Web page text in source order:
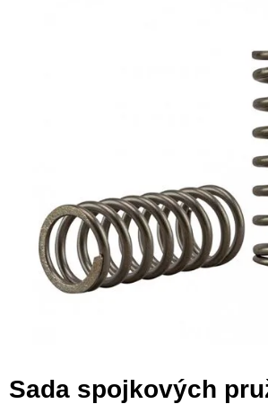
Sada spojkových